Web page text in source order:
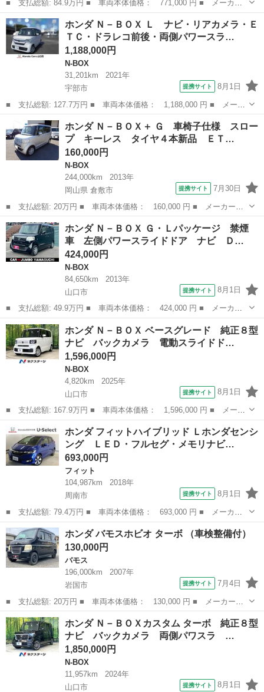
■ 支払総額: 84.9万円 ■ 車両本体価格： 771,000 円 ■ メーカー
名： ホンダ ■ 車種名： Ｎ－ＢＯＸカスタム ■ グレード名：
Ｇ・ターボＡパッケージ ナビ フリップダウンモニター バックカ
メラ 両側パ...
山口 山口市 N-BOX
ホンダ Ｎ－ＢＯＸ Ｌ ナビ・リアカメラ・Ｅ
ＴＣ・ドラレコ前後・両側パワースラ…
1,188,000円
N-BOX
31,201km
2021年
宇部市
提携サイト 8月1日
■ 支払総額: 127.7万円 ■ 車両本体価格： 1,188,000 円 ■ メーカ
ー名： ホンダ ■ 車種名： Ｎ－ＢＯＸ ■ グレード名： Ｌ ナ
ビ・リアカメラ・ＥＴＣ・ドラレコ前後・両側パワースライドドア・
ＬＥＤヘ...
山口 宇部市 N-BOX
ホンダ Ｎ－ＢＯＸ＋ Ｇ 車椅子仕様 スロー
プ キーレス タイヤ４本新品 ＥＴ…
160,000円
N-BOX
244,000km
2013年
岡山県 倉敷市
提携サイト 7月30日
■ 支払総額: 20万円 ■ 車両本体価格： 160,000 円 ■ メーカー
名： ホンダ ■ 車種名： Ｎ－ＢＯＸ＋ ■ グレード名： Ｇ 車
椅子仕様 スロープ キーレス タイヤ４本新品 ＥＴＣ 両側スラ
イドドア ■ 排...
岡山 倉敷市 N-BOX
ホンダ Ｎ－ＢＯＸ Ｇ・Ｌパッケージ 禁煙
車 左側パワースライドドア ナビ Ｄ…
424,000円
N-BOX
84,650km
2013年
山口市
提携サイト 8月1日
■ 支払総額: 49.9万円 ■ 車両本体価格： 424,000 円 ■ メーカー
名： ホンダ ■ 車種名： Ｎ－ＢＯＸ ■ グレード名： Ｇ・Ｌパ
ッケージ 禁煙車 左側パワースライドドア ナビ ＤＶＤ再生 Ｂ
ｌｕｅｔｏｏ...
山口 山口市 N-BOX
ホンダ Ｎ－ＢＯＸ ベースグレード 純正８型
ナビ バックカメラ 電動スライドド…
1,596,000円
N-BOX
4,820km
2025年
山口市
提携サイト 8月1日
■ 支払総額: 167.9万円 ■ 車両本体価格： 1,596,000 円 ■ メーカ
ー名： ホンダ ■ 車種名： Ｎ－ＢＯＸ ■ グレード名： ベース
グレード 純正８型ナビ バックカメラ 電動スライドドア シート
ヒーター...
山口 N-BOX
ホンダ フィットハイブリッド Ｌホンダセンシ
ング ＬＥＤ・フルセグ・メモリナビ…
693,000円
フィット
104,987km
2018年
周南市
提携サイト 8月1日
■ 支払総額: 79.4万円 ■ 車両本体価格： 693,000 円 ■ メーカー
名： ホンダ ■ 車種名： フィットハイブリッド ■ グレード
名： Ｌホンダセンシング ＬＥＤ・フルセグ・メモリナビ・バック
カメラ・オートラ...
山口 周南市 フィット
ホンダ バモスホビオ ターボ （車検整備付）
130,000円
バモス
196,000km
2007年
岩国市
提携サイト 7月4日
■ 支払総額: 20万円 ■ 車両本体価格： 130,000 円 ■ メーカー
名： ホンダ ■ 車種名： バモスホビオ ■ グレード名： ターボ
■ 排気量： 660cc ■ ドア枚数： 5D ■ ミッション： AT4速 ...
山口 岩国市 バモス
ホンダ Ｎ－ＢＯＸカスタム ターボ 純正８型
ナビ バックカメラ 両側パワスラ …
1,850,000円
N-BOX
11,957km
2024年
山口市
提携サイト 8月1日